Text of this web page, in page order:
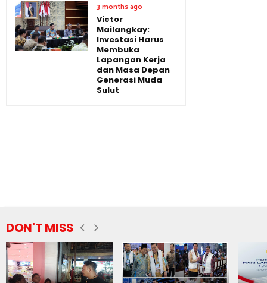
3 months ago
Victor
Mailangkay:
Investasi Harus
Membuka
Lapangan Kerja
dan Masa Depan
Generasi Muda
Sulut
DON'T MISS